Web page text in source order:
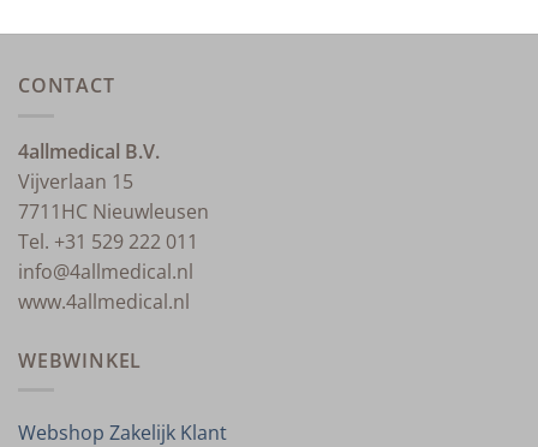
CONTACT
4allmedical B.V.
Vijverlaan 15
7711HC Nieuwleusen
Tel. +31 529 222 011
info@4allmedical.nl
www.4allmedical.nl
WEBWINKEL
Webshop Zakelijk Klant